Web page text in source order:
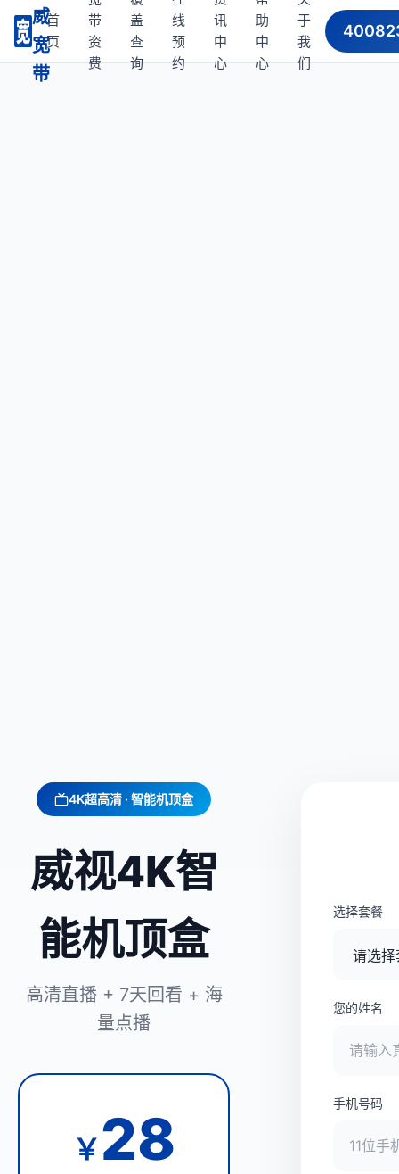
威
宽
带
首
页
带
资
费
盖
查
询
线
预
约
讯
中
心
助
中
心
于
我
们
4K超高清 · 智能机顶盒
威视4K智
能机顶盒
高清直播 + 7天回看 + 海
量点播
￥28
选择套餐
您的姓名
手机号码